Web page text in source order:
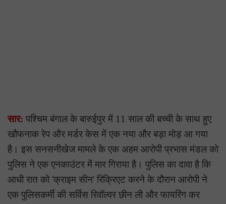
सार: पश्चिम बंगाल के बारुईपुर में 11 साल की बच्ची के साथ हुए
खौफनाक रेप और मर्डर केस में एक नया और बड़ा मोड़ आ गया
है। इस सनसनीखेज मामले के एक अहम आरोपी प्रभास मंडल को
पुलिस ने एक एनकाउंटर में मार गिराया है। पुलिस का दावा है कि
आधी रात को 'क्राइम सीन' रिक्रिएट करने के दौरान आरोपी ने
एक पुलिसकर्मी की सर्विस रिवॉल्वर छीन ली और फायरिंग कर